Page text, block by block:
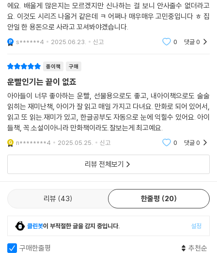
에요. 배울게 많은지는 모르겠지만 신나하는 걸 보니 안사줄수 없더라고
요. 이것도 시리즈 나올거 같은데 ㅋ 어쩌나 매우매우 고민중입니다 ㅎ 집
안일 한 용돈으로 사라고 꼬셔봐야겠습니다.
s******4 2025.06.23. 신고 0 댓글0
종이책 구매
운빨인기는 끝이 없죠
아아들이 너무 좋아하는 운빨, 선물용으로도 좋고, 내아이책으로도 술술
읽히는 재미난책, 아이가 잘 읽고 매일 가지고 다녀요. 만화로 되어 있어서,
읽고 또 읽는.재미가 있고, 한글공부도 자동으로 눈에 익힐수 있어요. 아이
들책, 꼭.소설이아니라 만화책이라도.잘보는게 최고예요.
n********4 2025.05.25. 신고 0 댓글0
리뷰 전체보기
리뷰 43 한줄평 20
클린봇이 부적절한 글을 감지 중입니다. 설정
구매한줄평 추천순